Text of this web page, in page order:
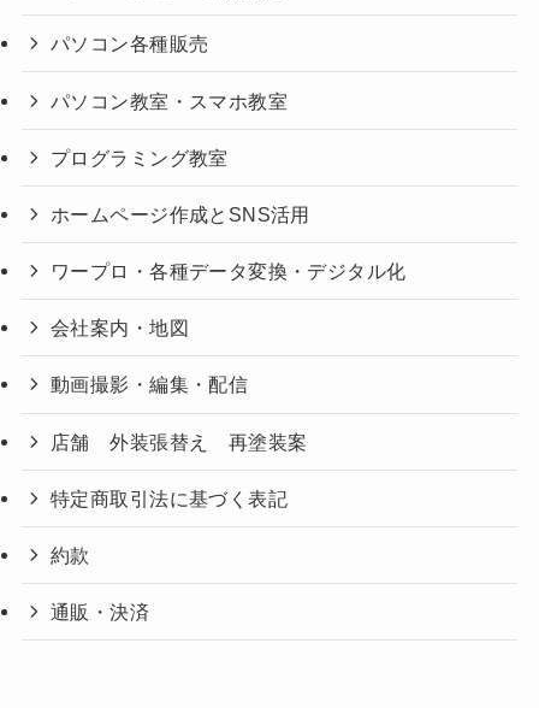
パソコン各種販売
パソコン教室・スマホ教室
プログラミング教室
ホームページ作成とSNS活用
ワープロ・各種データ変換・デジタル化
会社案内・地図
動画撮影・編集・配信
店舗 外装張替え 再塗装案
特定商取引法に基づく表記
約款
通販・決済